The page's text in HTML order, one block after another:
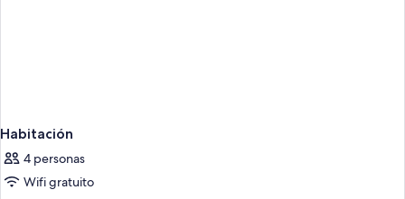
Habitación
4 personas
Wifi gratuito